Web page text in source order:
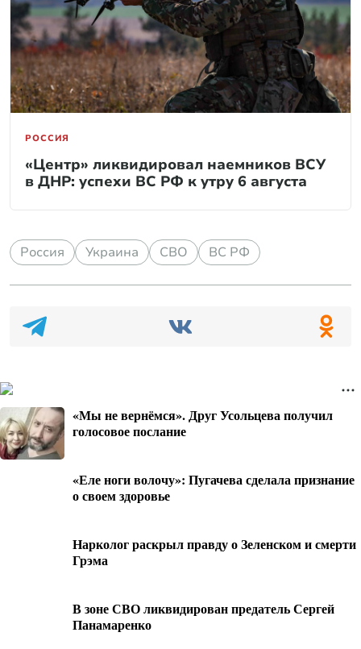
РОССИЯ
«Центр» ликвидировал наемников ВСУ
в ДНР: успехи ВС РФ к утру 6 августа
Россия Украина СВО ВС РФ
«Мы не вернёмся». Друг Усольцева получил
голосовое послание
«Еле ноги волочу»: Пугачева сделала признание
о своем здоровье
Нарколог раскрыл правду о Зеленском и смерти
Грэма
В зоне СВО ликвидирован предатель Сергей
Панамаренко